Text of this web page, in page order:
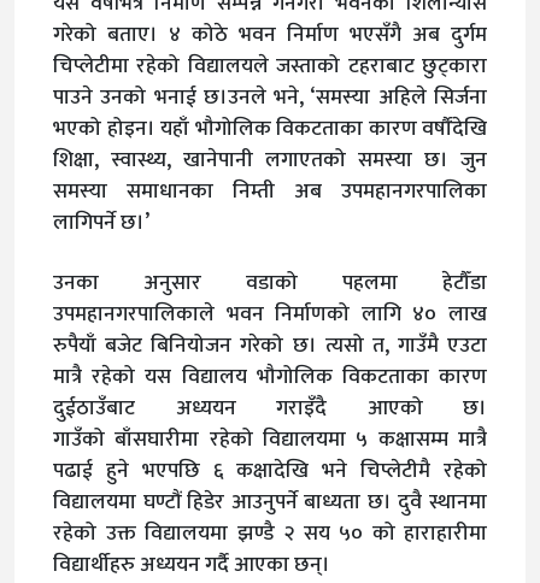
गरेको बताए। ४ कोठे भवन निर्माण भएसँगै अब दुर्गम
चिप्लेटीमा रहेको विद्यालयले जस्ताको टहराबाट छुट्कारा
पाउने उनको भनाई छ।उनले भने, ‘समस्या अहिले सिर्जना
भएको होइन। यहाँ भौगोलिक विकटताका कारण वर्षौंदेखि
शिक्षा, स्वास्थ्य, खानेपानी लगाएतको समस्या छ। जुन
समस्या समाधानका निम्ती अब उपमहानगरपालिका
लागिपर्ने छ।’
उनका अनुसार वडाको पहलमा हेटौँडा
उपमहानगरपालिकाले भवन निर्माणको लागि ४० लाख
रुपैयाँ बजेट बिनियोजन गरेको छ। त्यसो त, गाउँमै एउटा
मात्रै रहेको यस विद्यालय भौगोलिक विकटताका कारण
दुईठाउँबाट अध्ययन गराइँदै आएको छ।
गाउँकोबाँसघारीमा रहेको विद्यालयमा ५ कक्षासम्म मात्रै
पढाई हुने भएपछि ६ कक्षादेखि भने चिप्लेटीमै रहेको
विद्यालयमा घण्टौं हिडेर आउनुपर्ने बाध्यता छ। दुवै स्थानमा
रहेको उक्त विद्यालयमा झण्डै २ सय ५० को हाराहारीमा
विद्यार्थीहरु अध्ययन गर्दै आएका छन्।